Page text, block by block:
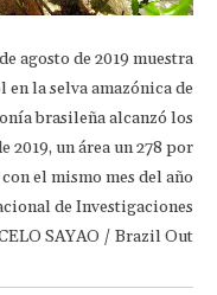
agosto de 2019 muestra
la selva amazónica de
brasileña alcanzó los
2019, un área un 278 por
el mismo mes del año
de Investigaciones
SAYAO / Brazil Out